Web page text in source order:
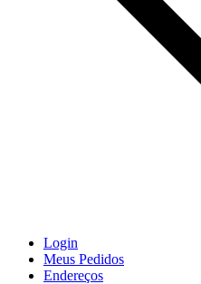
Login
Meus Pedidos
Endereços